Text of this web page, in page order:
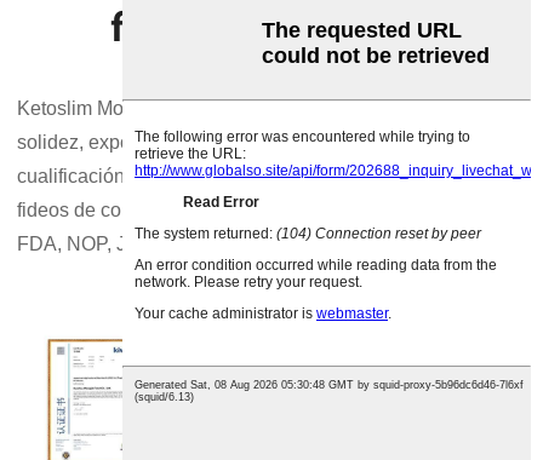
fideos de konjac
Ketoslim Mo está totalmente cualificado, con honor y
solidez, exporta alimentos, cuenta con certificaciones de
cualificación autorizadas y es su proveedor mayorista de
fideos de confianza. Tenemos certificaciones BRC, IFS,
FDA, NOP, JAS, HACCP, HALAL, etc.